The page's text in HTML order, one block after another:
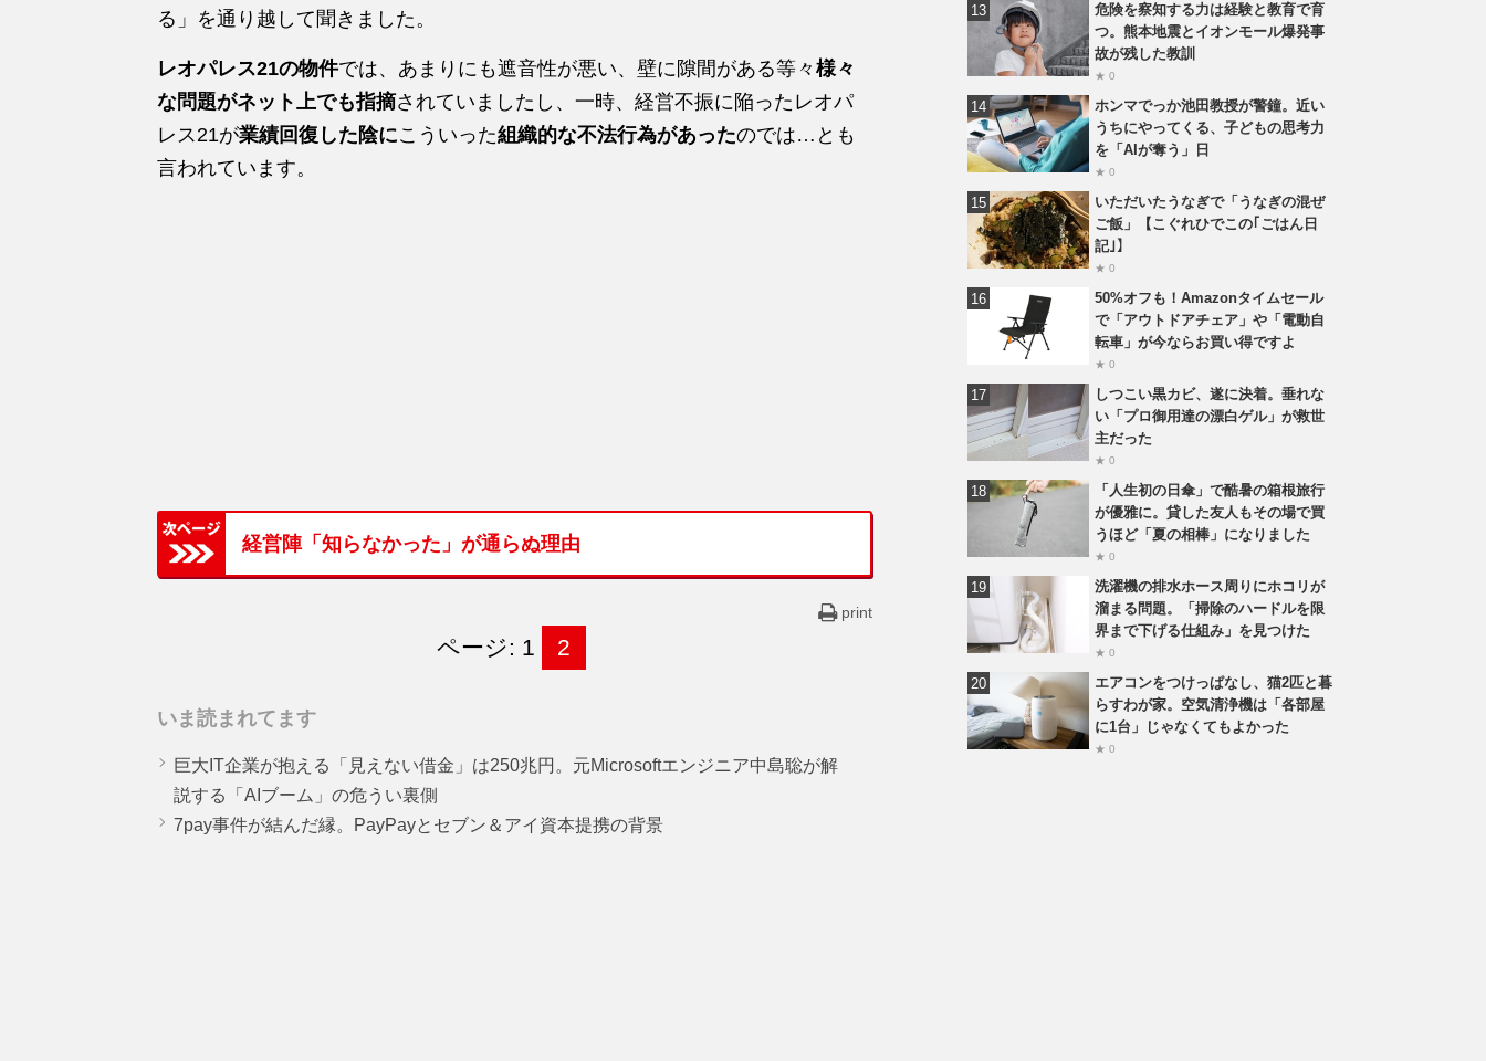
る」を通り越して聞きました。
レオパレス21の物件では、あまりにも遮音性が悪い、壁に隙間がある等々 様々
な問題がネット上でも指摘されていましたし、一時、経営不振に陥ったレオパ
レス21が業績回復した陰にこういった組織的な不法行為があったのでは…とも
言われています。
経営陣「知らなかった」が通らぬ理由
print
ページ: 1 2
いま読まれてます
巨大IT企業が抱える「見えない借金」は250兆円。元Microsoftエンジニア中島聡が解
説する「AIブーム」の危うい裏側
7pay事件が結んだ縁。PayPayとセブン＆アイ資本提携の背景
危険を察知する力は経験と教育で育
つ。熊本地震とイオンモール爆発事
故が残した教訓
★ 0
ホンマでっか池田教授が警鐘。近い
うちにやってくる、子どもの思考力
を「AIが奪う」日
★ 0
いただいたうなぎで「うなぎの混ぜ
ご飯」【こぐれひでこの｢ごはん日
記｣】
★ 0
50%オフも！Amazonタイムセール
で「アウトドアチェア」や「電動自
転車」が今ならお買い得ですよ
★ 0
しつこい黒カビ、遂に決着。垂れな
い「プロ御用達の漂白ゲル」が救世
主だった
★ 0
「人生初の日傘」で酷暑の箱根旅行
が優雅に。貸した友人もその場で買
うほど「夏の相棒」になりました
★ 0
洗濯機の排水ホース周りにホコリが
溜まる問題。「掃除のハードルを限
界まで下げる仕組み」を見つけた
★ 0
エアコンをつけっぱなし、猫2匹と暮
らすわが家。空気清浄機は「各部屋
に1台」じゃなくてもよかった
★ 0